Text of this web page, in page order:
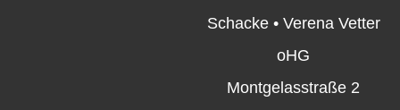
Schacke • Verena Vetter
oHG
Montgelasstraße 2